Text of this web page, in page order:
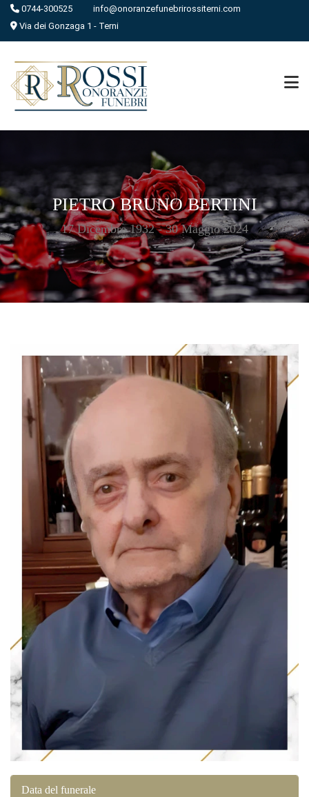
0744-300525
info@onoranzefunebrirossiterni.com
Via dei Gonzaga 1 - Terni
PIETRO BRUNO BERTINI
17 Dicembre 1932 - 30 Maggio 2024
Data del funerale